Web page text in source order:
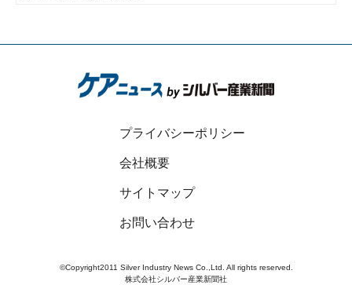
プライバシーポリシー
会社概要
サイトマップ
お問い合わせ
©Copyright2011 Silver Industry News Co.,Ltd. All rights reserved.
株式会社シルバー産業新聞社